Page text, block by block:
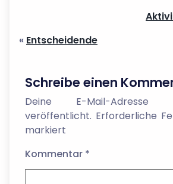
« Entscheidende
Schreibe einen
Deine E-Mail-
veröffentlicht. Erforderliche
markiert
Kommentar *